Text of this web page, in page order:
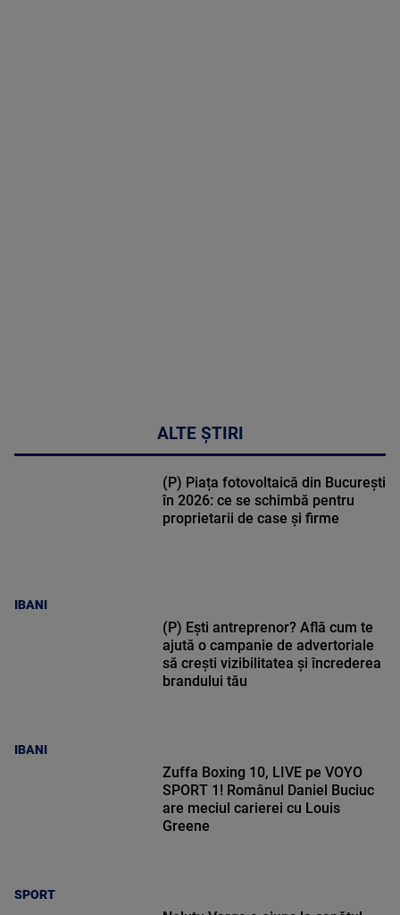
ALTE ȘTIRI
IBANI
(P) Piața fotovoltaică din București
în 2026: ce se schimbă pentru
proprietarii de case și firme
IBANI
(P) Ești antreprenor? Află cum te
ajută o campanie de advertoriale
să crești vizibilitatea și încrederea
brandului tău
SPORT
Zuffa Boxing 10, LIVE pe VOYO
SPORT 1! Românul Daniel Buciuc
are meciul carierei cu Louis
Greene